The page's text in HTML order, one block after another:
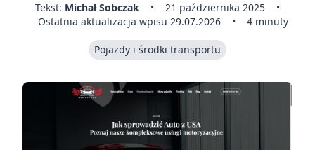
Tekst: Michał Sobczak • 21 października 2025
•
Ostatnia aktualizacja wpisu 29.07.2026
• 4 minuty
Pojazdy i środki transportu